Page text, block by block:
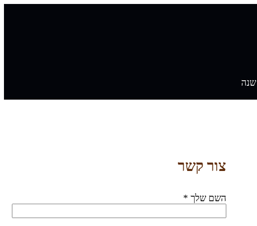
צור קשר
השם שלך *